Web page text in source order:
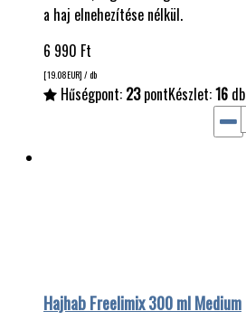
a haj elnehezítése nélkül.
6 990 Ft
[19.08EUR] / db
Hűségpont: 23pontKészlet:16 db
Hajhab Freelimix 300 ml Medium